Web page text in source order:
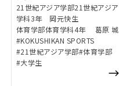
21世紀アジア学部21世紀アジア
学科3年 岡元快生
体育学部体育学科4年 葛原 城
#KOKUSHIKAN SPORTS
#21世紀アジア学部#体育学部
#大学生